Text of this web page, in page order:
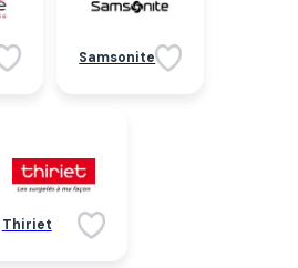
Samsonite
Thiriet